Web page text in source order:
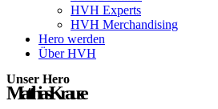
HVH Experts
HVH Merchandising
Hero werden
Über HVH
Unser Hero
Matthias Krause